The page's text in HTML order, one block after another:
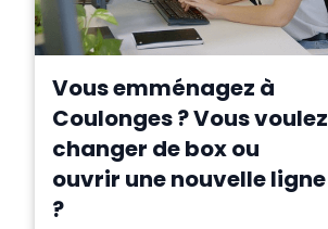
Vous emménagez à
Coulonges ? Vous voulez
changer de box ou
ouvrir une nouvelle ligne
?